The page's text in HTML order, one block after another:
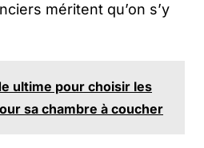
méritent qu’on s’y
ultime pour choisir les
sa chambre à coucher